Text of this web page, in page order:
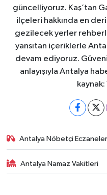
güncelliyoruz. Kaş’tan
ilçeleri hakkında en
gezilecek yerler
yansıtan içeriklerle
devam ediyoruz.
anlayışıyla Antalya
kaynak:
Antalya Nöbetçi Eczaneler
Antalya Namaz Vakitleri